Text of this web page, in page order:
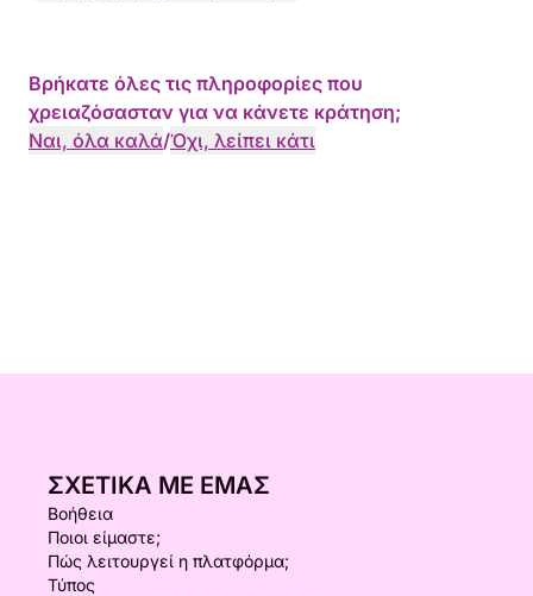
Βρήκατε όλες τις πληροφορίες που
χρειαζόσασταν για να κάνετε κράτηση;
Ναι, όλα καλά/Όχι, λείπει κάτι
ΣΧΕΤΙΚΆ ΜΕ ΕΜΆΣ
Βοήθεια
Ποιοι είμαστε;
Πώς λειτουργεί η πλατφόρμα;
Τύπος